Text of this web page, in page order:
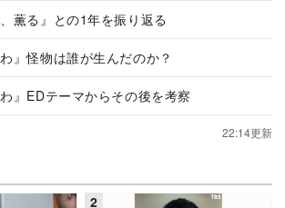
薫る』との1年を振り返る
わ』怪物は誰が生んだのか？
わ』EDテーマからその後を考察
22:14更新